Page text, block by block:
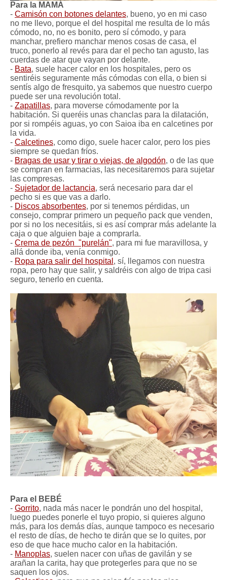
Para la MAMÁ
- Camisón con botones delantes, bueno, yo en mi caso
no me llevo, porque el del hospital me resulta de lo más
cómodo, no, no es bonito, pero sí cómodo, y para
manchar, prefiero manchar menos cosas de casa, el
truco, ponerlo al revés para dar el pecho tan agusto, las
cuerdas de atar que vayan por delante.
- Bata, suele hacer calor en los hospitales, pero os
sentiréis seguramente más cómodas con ella, o bien si
sentís algo de fresquito, ya sabemos que nuestro cuerpo
puede ser una revolución total.
- Zapatillas, para moverse cómodamente por la
habitación. Si queréis unas chanclas para la dilatación,
por si rompéis aguas, yo con Saioa iba en calcetines por
la vida.
- Calcetines, como digo, suele hacer calor, pero los pies
siempre se quedan fríos.
- Bragas de usar y tirar o viejas, de algodón, o de las que
se compran en farmacias, las necesitaremos para sujetar
las compresas.
- Sujetador de lactancia, será necesario para dar el
pecho si es que vas a darlo.
- Discos absorbentes, por si tenemos pérdidas, un
consejo, comprar primero un pequeño pack que venden,
por si no los necesitáis, si es así comprar más adelante la
caja o que alguien baje a comprarla.
- Crema de pezón "purelán", para mi fue maravillosa, y
allá donde iba, venía conmigo.
- Ropa para salir del hospital , sí, llegamos con nuestra
ropa, pero hay que salir, y saldréis con algo de tripa casi
seguro, tenerlo en cuenta.
Para el BEBÉ
- Gorrito, nada más nacer le pondrán uno del hospital,
luego puedes ponerle el tuyo propio, si quieres alguno
más, para los demás días, aunque tampoco es necesario
el resto de días, de hecho te dirán que se lo quites, por
eso de que hace mucho calor en la habitación.
- Manoplas, suelen nacer con uñas de gavilán y se
arañan la carita, hay que protegerles para que no se
saquen los ojos.